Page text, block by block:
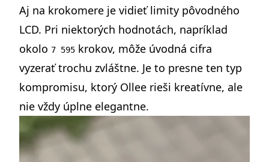
Aj na krokomere je vidieť limity pôvodného
LCD. Pri niektorých hodnotách, napríklad
okolo 7 595 krokov, môže úvodná cifra
vyzerať trochu zvláštne. Je to presne ten typ
kompromisu, ktorý Ollee rieši kreatívne, ale
nie vždy úplne elegantne.